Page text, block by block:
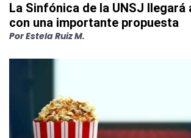
La Sinfónica de la UNSJ llegará
con una importante propuesta
PorEstela Ruiz M.